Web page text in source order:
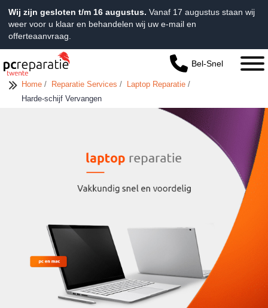
Wij zijn gesloten t/m 16 augustus. Vanaf 17 augustus staan wij
weer voor u klaar en behandelen wij uw e-mail en
offerteaanvraag.
Bel-Snel
Home / Reparatie Services / Laptop Reparatie /
Harde-schijf Vervangen